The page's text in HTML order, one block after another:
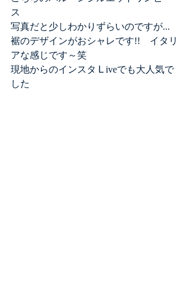
ス
写真だと少しわかりずらいのですが...
裾のデザインがおシャレです!!　イタリ
アな感じです～笑
現地からのインスタＬiveでも大人気で
した